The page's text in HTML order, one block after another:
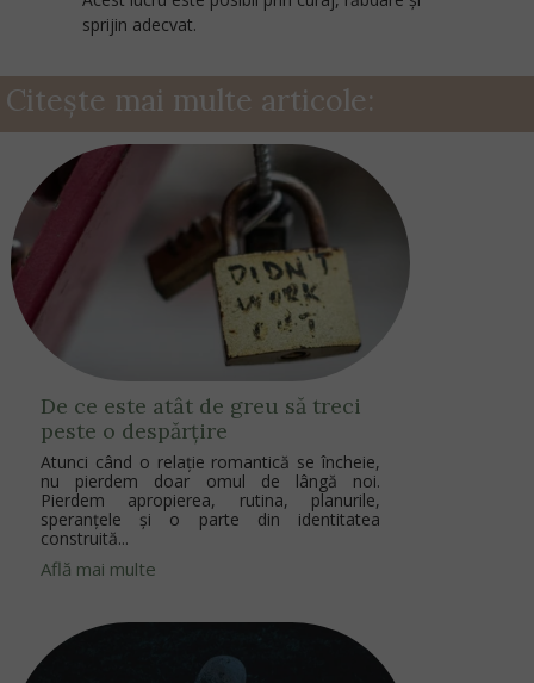
De ce este atât de greu să treci
peste o despărțire
Atunci când o relație romantică se încheie,
nu pierdem doar omul de lângă noi.
Pierdem apropierea, rutina, planurile,
speranțele și o parte din identitatea
construită...
Află mai multe
Citește mai multe articole:
sprijin adecvat.